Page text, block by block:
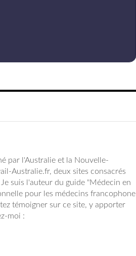
par l'Australie et la Nouvelle-
Australie.fr, deux sites consacrés
suis l'auteur du guide "Médecin en
pour les médecins francophone
témoigner sur ce site, y apporter
moi :